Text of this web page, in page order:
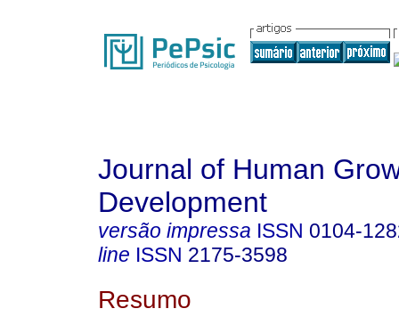
Journal of Human
Development
versão impressa ISSN 0104-
line ISSN 2175-3598
Resumo